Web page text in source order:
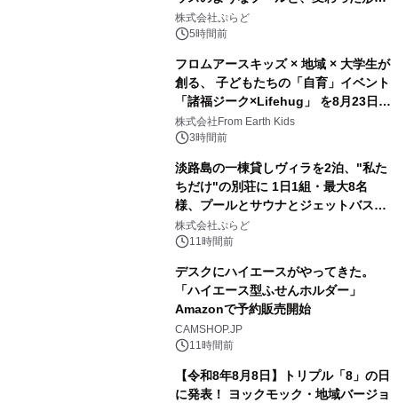
サウナも 「THE BOXY AWAJI」のお
得な素泊まり連泊プランで
株式会社ぷらど
5時間前
フロムアースキッズ × 地域 × 大学生が
創る、 子どもたちの「自育」イベント
「諸福ジーク×Lifehug」 を8月23日
(日)開催
株式会社From Earth Kids
3時間前
淡路島の一棟貸しヴィラを2泊、"私た
ちだけ"の別荘に 1日1組・最大8名
様、プールとサウナとジェットバス付
きで Villa Mon Temps AWAJIの連泊
素泊りプラン
株式会社ぷらど
11時間前
デスクにハイエースがやってきた。
「ハイエース型ふせんホルダー」
Amazonで予約販売開始
CAMSHOP.JP
11時間前
【令和8年8月8日】トリプル「8」の日
に発表！ ヨックモック・地域バージョ